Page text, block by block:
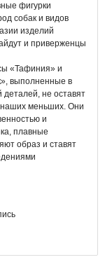
фигурки
собак и видов
изделий
и приверженцы
«Тафиния» и
выполненные в
деталей, не оставят
меньших. Они
и
плавные
образ и ставят